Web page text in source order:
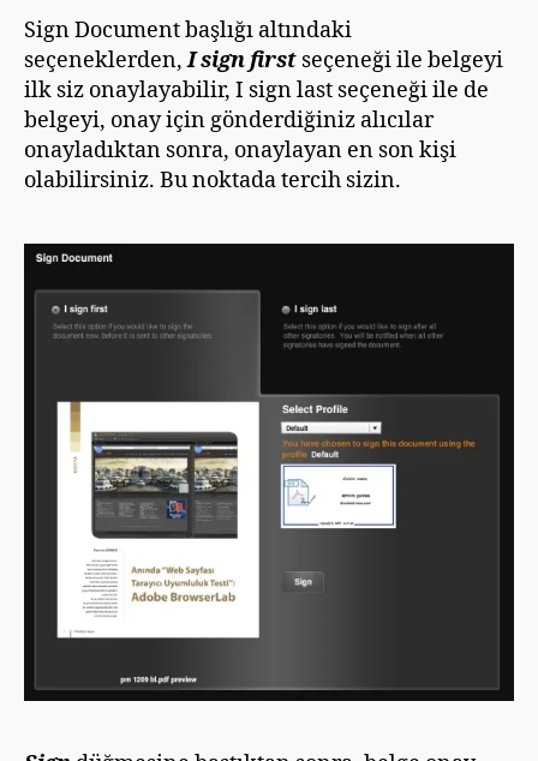
Sign Document başlığı altındaki
seçeneklerden,I sign first seçeneği ile belgeyi
ilk siz onaylayabilir, I sign last seçeneği ile de
belgeyi, onay için gönderdiğiniz alıcılar
onayladıktan sonra, onaylayan en son kişi
olabilirsiniz. Bu noktada tercih sizin.